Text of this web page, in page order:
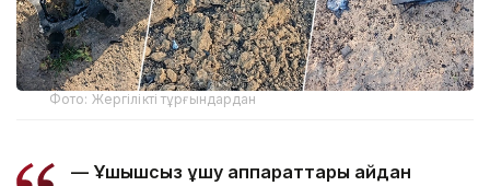
Фото: Жергілікті тұрғындардан
— Ұшқышсыз ұшу аппараттары қайдан